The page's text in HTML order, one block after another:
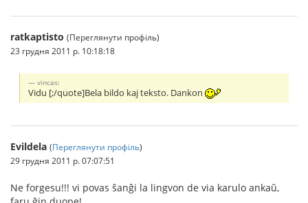
ratkaptisto (Переглянути профіль)
23 грудня 2011 р. 10:18:18
vincas:
Vidu [;/quote]Bela bildo kaj teksto. Dankon
Evildela (Переглянути профіль)
29 грудня 2011 р. 07:07:51
Ne forgesu!!! vi povas ŝanĝi la lingvon de via karulo ankaŭ,